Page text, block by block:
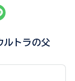
ルトラの父